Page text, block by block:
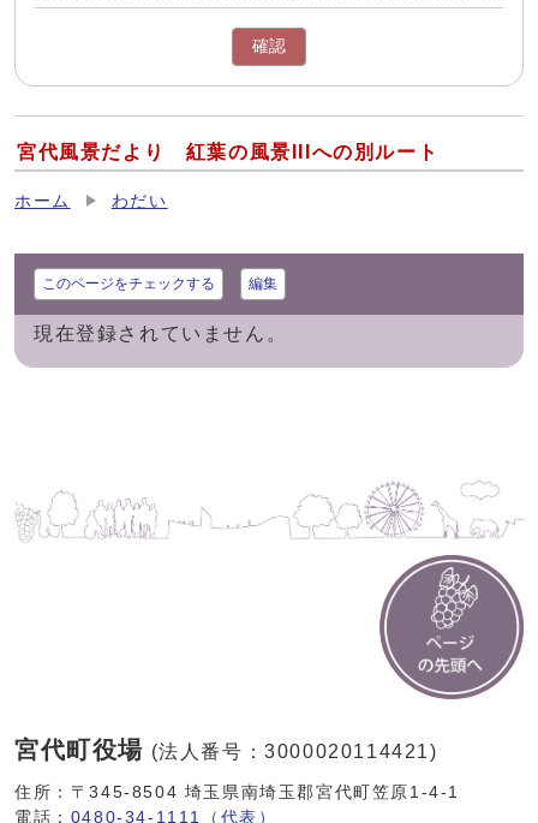
確認
宮代風景だより 紅葉の風景IIIへの別ルート
ホーム わだい
このページをチェックする 編集
現在登録されていません。
宮代町役場 (法人番号：3000020114421)
住所：〒345-8504 埼玉県南埼玉郡宮代町笠原1-4-1
電話： 0480-34-1111（代表）